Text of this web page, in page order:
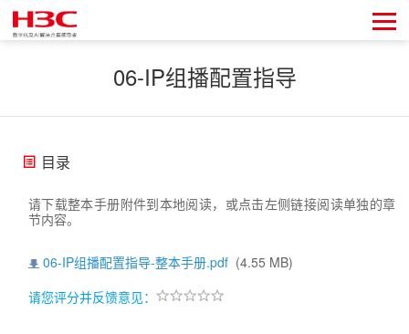
06-IP组播配置指导
目录
请下载整本手册附件到本地阅读，或点击左侧链接阅读单独的章
节内容。
06-IP组播配置指导-整本手册.pdf (4.55 MB)
请您评分并反馈意见：